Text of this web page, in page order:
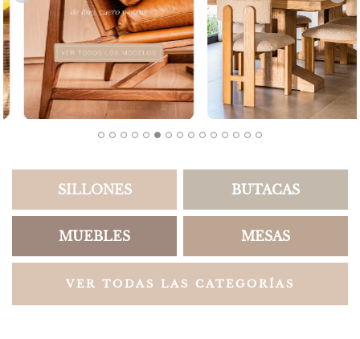
SILLONES BUTACAS
MUEBLES MESAS
VER TODAS LAS CATEGORÍAS